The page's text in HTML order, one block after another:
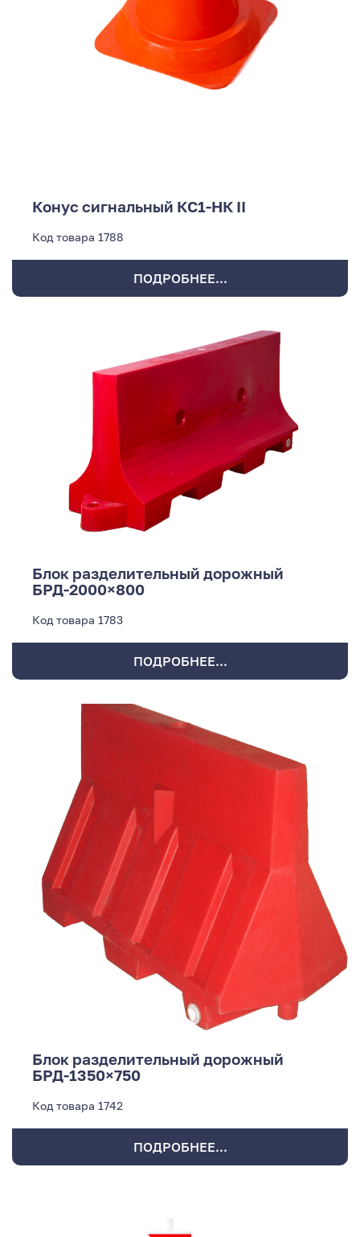
Конус сигнальный КС1-НК II
Код товара 1788
ПОДРОБНЕЕ...
Блок разделительный дорожный
БРД-2000×800
Код товара 1783
ПОДРОБНЕЕ...
Блок разделительный дорожный
БРД-1350×750
Код товара 1742
ПОДРОБНЕЕ...